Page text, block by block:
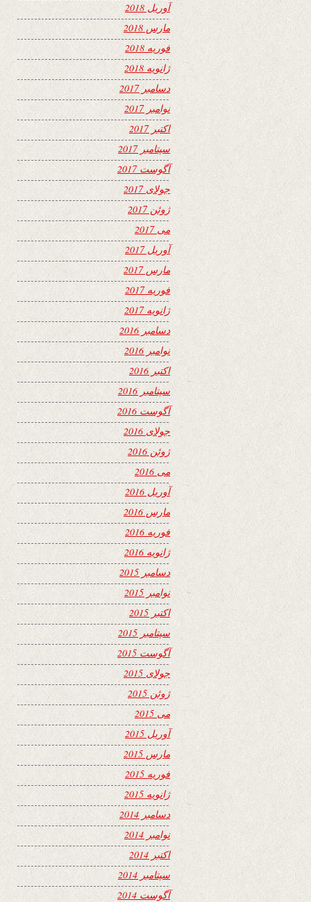
آوریل 2018
مارس 2018
فوریه 2018
ژانویه 2018
دسامبر 2017
نوامبر 2017
اکتبر 2017
سپتامبر 2017
آگوست 2017
جولای 2017
ژوئن 2017
می 2017
آوریل 2017
مارس 2017
فوریه 2017
ژانویه 2017
دسامبر 2016
نوامبر 2016
اکتبر 2016
سپتامبر 2016
آگوست 2016
جولای 2016
ژوئن 2016
می 2016
آوریل 2016
مارس 2016
فوریه 2016
ژانویه 2016
دسامبر 2015
نوامبر 2015
اکتبر 2015
سپتامبر 2015
آگوست 2015
جولای 2015
ژوئن 2015
می 2015
آوریل 2015
مارس 2015
فوریه 2015
ژانویه 2015
دسامبر 2014
نوامبر 2014
اکتبر 2014
سپتامبر 2014
آگوست 2014